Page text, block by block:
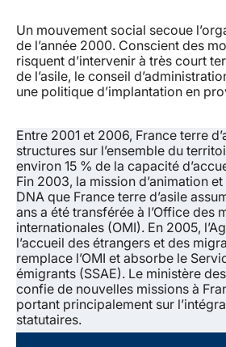
Un mouvement social secoue
de l’année 2000. Conscient des
risquent d’intervenir à très court
de l’asile, le conseil
une politique d’implantation en
Entre 2001 et 2006, France terre
structures sur l’ensemble du
environ 15 % de la capacité
Fin 2003, la mission d’animation
DNA que France terre d’asile
ans a été transférée à l’Office des
internationales (OMI). En 2005,
l’accueil des étrangers et des
remplace l’OMI et absorbe le
émigrants (SSAE). Le ministère
confie de nouvelles missions à
portant principalement sur
statutaires.